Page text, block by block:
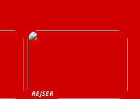
REJSER